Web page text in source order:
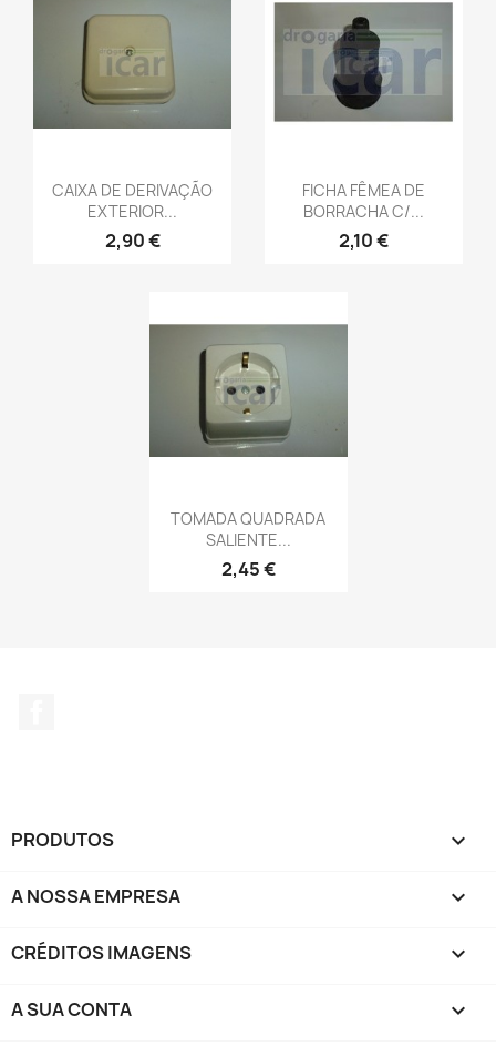
CAIXA DE DERIVAÇÃO
EXTERIOR...
2,90 €
FICHA FÊMEA DE
BORRACHA C/...
2,10 €
TOMADA QUADRADA
SALIENTE...
2,45 €
PRODUTOS 
A NOSSA EMPRESA 
CRÉDITOS IMAGENS 
A SUA CONTA 